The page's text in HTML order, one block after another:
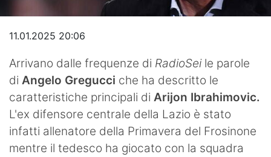
11.01.2025 20:06
Arrivano dalle frequenze di RadioSeile parole
di Angelo Gregucci che ha descritto le
caratteristiche principali di Arijon Ibrahimovic.
L'ex difensore centrale della Lazio è stato
infatti allenatore della Primavera del Frosinone
mentre il tedesco ha giocato con la squadra